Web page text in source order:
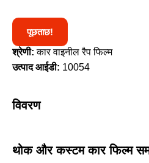
पूछताछ!
श्रेणी:कार वाइनील रैप फिल्म
उत्पाद आईडी: 10054
विवरण
थोक और कस्टम कार फिल्म